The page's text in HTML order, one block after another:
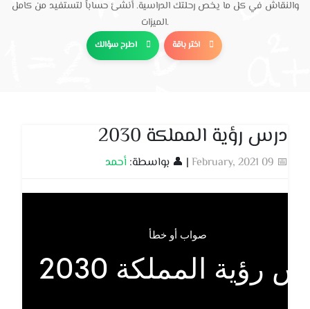
والنقاش في كل ما يخص رحلتك الدراسية. أنشئ حساباً لتستفيد من كامل
الميزات.
اطرح سؤالك اختر باقة
درس رؤية المملكة 2030
📅 09 February, 2021 | 👤 بواسطة: أحمد